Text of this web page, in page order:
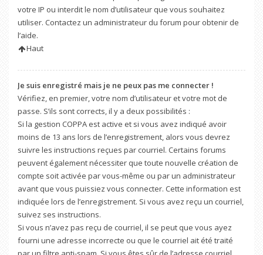
votre IP ou interdit le nom d’utilisateur que vous souhaitez
utiliser. Contactez un administrateur du forum pour obtenir de
l’aide.
Haut
Je suis enregistré mais je ne peux pas me connecter !
Vérifiez, en premier, votre nom d’utilisateur et votre mot de
passe. S’ils sont corrects, il y a deux possibilités :
Si la gestion COPPA est active et si vous avez indiqué avoir
moins de 13 ans lors de l’enregistrement, alors vous devrez
suivre les instructions reçues par courriel. Certains forums
peuvent également nécessiter que toute nouvelle création de
compte soit activée par vous-même ou par un administrateur
avant que vous puissiez vous connecter. Cette information est
indiquée lors de l’enregistrement. Si vous avez reçu un courriel,
suivez ses instructions.
Si vous n’avez pas reçu de courriel, il se peut que vous ayez
fourni une adresse incorrecte ou que le courriel ait été traité